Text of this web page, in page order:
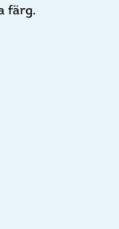
färg.